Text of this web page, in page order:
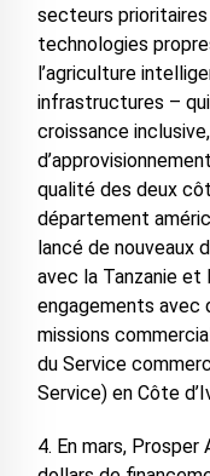
secteurs
technologies
l’agriculture
infrastructures –
croissance
qualité des deux
département
lancé de nouveaux
avec la Tanzanie et
engagements avec
missions
du Service
Service) en Côte
4. En mars,